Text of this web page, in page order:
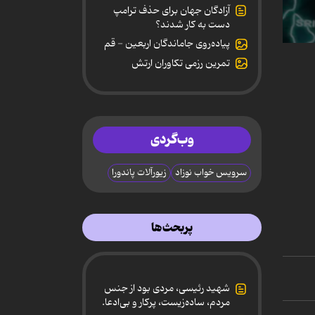
0
آزادگان جهان برای حذف ترامپ
دست به کار شدند؟
پیاده‌روی جاماندگان اربعین - قم
تمرین رزمی تکاوران ارتش
وب‌گردی
سرویس خواب نوزاد زیورآلات پاندورا
پربحث‌ها
شهید رئیسی، مردی بود از جنس
مردم، ساده‌زیست، پرکار و بی‌ادعا.